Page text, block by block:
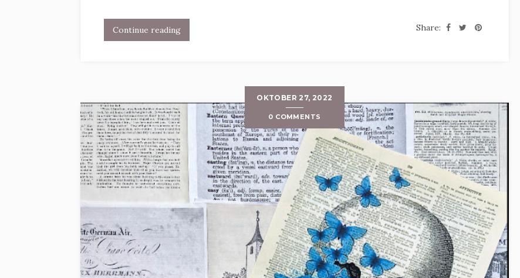
Continue reading Share:
OKTOBER 27, 2022
0 COMMENTS